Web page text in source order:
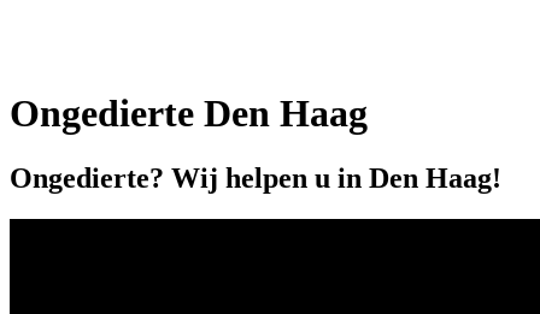
Ongedierte Den Haag
Ongedierte? Wij helpen u in Den Haag!